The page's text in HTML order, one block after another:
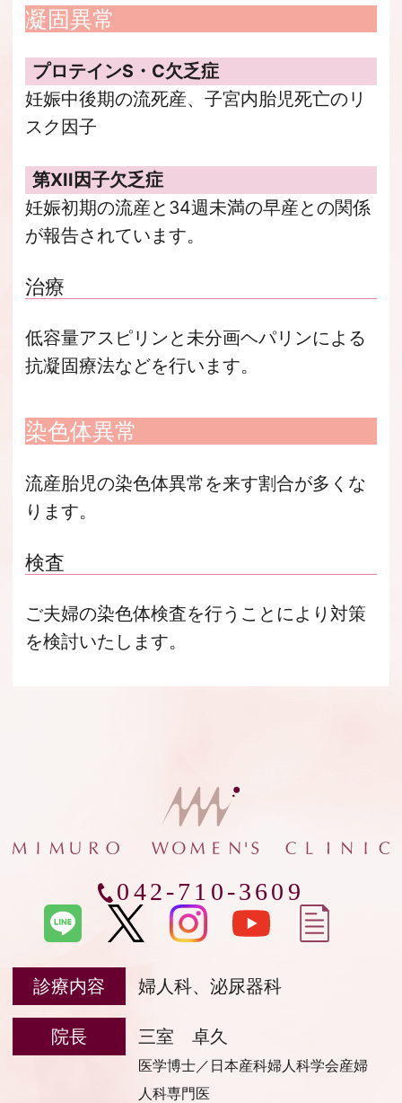
凝固異常
プロテインS・C欠乏症
妊娠中後期の流死産、子宮内胎児死亡のリ
スク因子
第XII因子欠乏症
妊娠初期の流産と34週未満の早産との関係
が報告されています。
治療
低容量アスピリンと未分画ヘパリンによる
抗凝固療法などを行います。
染色体異常
流産胎児の染色体異常を来す割合が多くな
ります。
検査
ご夫婦の染色体検査を行うことにより対策
を検討いたします。
042-710-3609
診療内容 婦人科、泌尿器科
院長 三室 卓久
医学博士／日本産科婦人科学会産婦
人科専門医